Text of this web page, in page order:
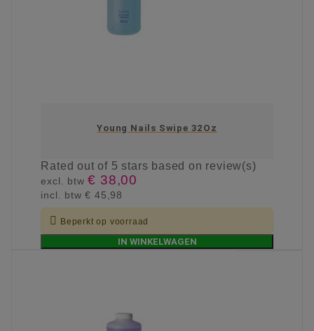
Young Nails Swipe 32Oz
Ratedout of 5 stars based on review(s)
excl. btw€ 38,00
incl. btw€ 45,98
 Beperkt op voorraad
IN WINKELWAGEN